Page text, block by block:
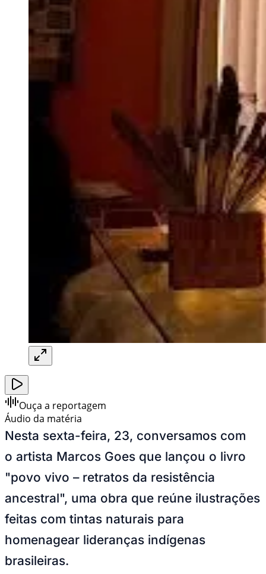
Ouça a reportagem
Áudio da matéria
Nesta sexta-feira, 23, conversamos com
o artista Marcos Goes que lançou o livro
"povo vivo – retratos da resistência
ancestral", uma obra que reúne ilustrações
feitas com tintas naturais para
homenagear lideranças indígenas
brasileiras.